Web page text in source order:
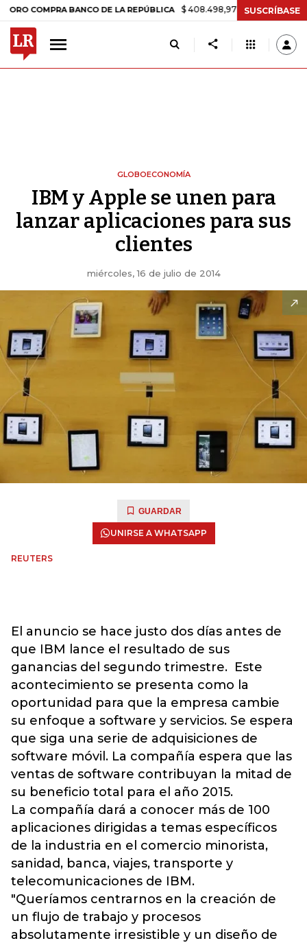
BANCO DE LA REPÚBLICA $ 408.498,97 +$ 8.753,81 +2,19%
SUSCRÍBASE
GLOBOECONOMÍA
IBM y Apple se unen para
lanzar aplicaciones para sus
clientes
miércoles, 16 de julio de 2014
GUARDAR
UNIRSE A WHATSAPP
REUTERS
El anuncio se hace justo dos días antes de
que IBM lance el resultado de sus
ganancias del segundo trimestre. Este
acontecimiento se presenta como la
oportunidad para que la empresa cambie
su enfoque a software y servicios. Se espera
que siga una serie de adquisiciones de
software móvil. La compañía espera que las
ventas de software contribuyan la mitad de
su beneficio total para el año 2015.
La compañía dará a conocer más de 100
aplicaciones dirigidas a temas específicos
de la industria en el comercio minorista,
sanidad, banca, viajes, transporte y
telecomunicaciones de IBM.
"Queríamos centrarnos en la creación de
un flujo de trabajo y procesos
absolutamente irresistible y un diseño de